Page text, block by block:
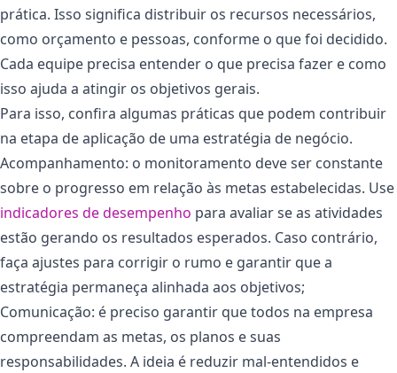
prática. Isso significa distribuir os recursos necessários,
como orçamento e pessoas, conforme o que foi decidido.
Cada equipe precisa entender o que precisa fazer e como
isso ajuda a atingir os objetivos gerais.
Para isso, confira algumas práticas que podem contribuir
na etapa de aplicação de uma estratégia de negócio.
Acompanhamento: o monitoramento deve ser constante
sobre o progresso em relação às metas estabelecidas. Use
indicadores de desempenho para avaliar se as atividades
estão gerando os resultados esperados. Caso contrário,
faça ajustes para corrigir o rumo e garantir que a
estratégia permaneça alinhada aos objetivos;
Comunicação: é preciso garantir que todos na empresa
compreendam as metas, os planos e suas
responsabilidades. A ideia é reduzir mal-entendidos e